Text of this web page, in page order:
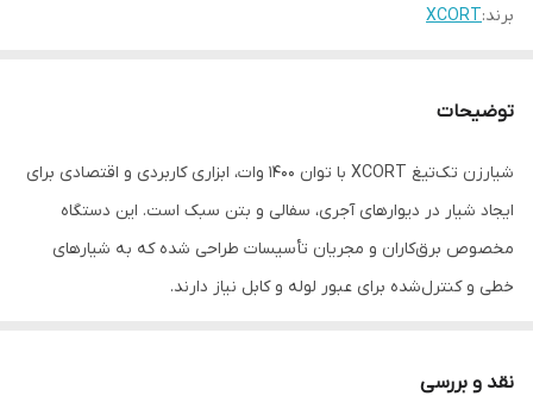
برند:XCORT
توضیحات
شیارزن تک‌تیغ XCORT با توان ۱۴۰۰ وات، ابزاری کاربردی و اقتصادی برای
ایجاد شیار در دیوارهای آجری، سفالی و بتن سبک است. این دستگاه
مخصوص برق‌کاران و مجریان تأسیسات طراحی شده که به شیارهای
خطی و کنترل‌شده برای عبور لوله و کابل نیاز دارند.
کاهش قیمت، وزن کمتر و کنترل بهتر دستگاه شده و آن را برای
نقد و بررسی